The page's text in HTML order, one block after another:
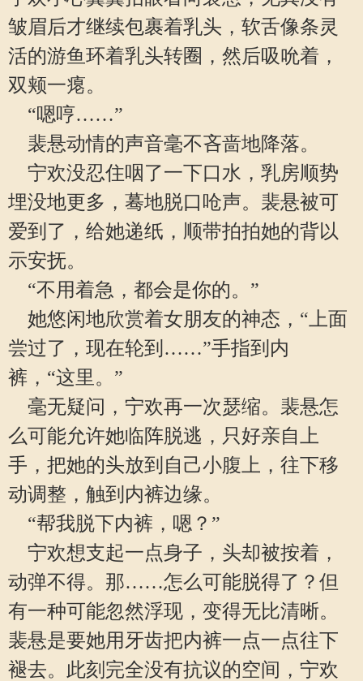
皱眉后才继续包裹着乳头，软舌像条灵
活的游鱼环着乳头转圈，然后吸吮着，
双颊一瘪。
“嗯哼……”
裴悬动情的声音毫不吝啬地降落。
宁欢没忍住咽了一下口水，乳房顺势
埋没地更多，蓦地脱口呛声。裴悬被可
爱到了，给她递纸，顺带拍拍她的背以
示安抚。
“不用着急，都会是你的。”
她悠闲地欣赏着女朋友的神态，“上面
尝过了，现在轮到……”手指到内
裤，“这里。”
毫无疑问，宁欢再一次瑟缩。裴悬怎
么可能允许她临阵脱逃，只好亲自上
手，把她的头放到自己小腹上，往下移
动调整，触到内裤边缘。
“帮我脱下内裤，嗯？”
宁欢想支起一点身子，头却被按着，
动弹不得。那……怎么可能脱得了？但
有一种可能忽然浮现，变得无比清晰。
裴悬是要她用牙齿把内裤一点一点往下
褪去。此刻完全没有抗议的空间，宁欢